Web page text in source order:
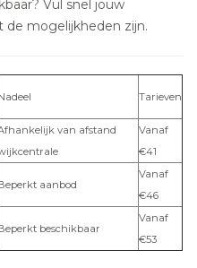
Vul snel jouw
mogelijkheden zijn.
Tarieven
van afstand
Vanaf
€41
aanbod
Vanaf
€46
beschikbaar
Vanaf
€53